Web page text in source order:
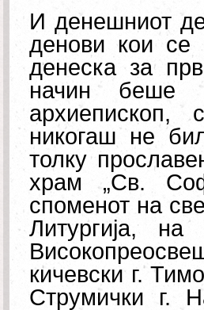
И денешниот
денови кои се
денеска за
начин беше
архиепископ,
никогаш не
толку
храм „Св.
споменот на
Литургија, на
кичевски г.
Струмички г.